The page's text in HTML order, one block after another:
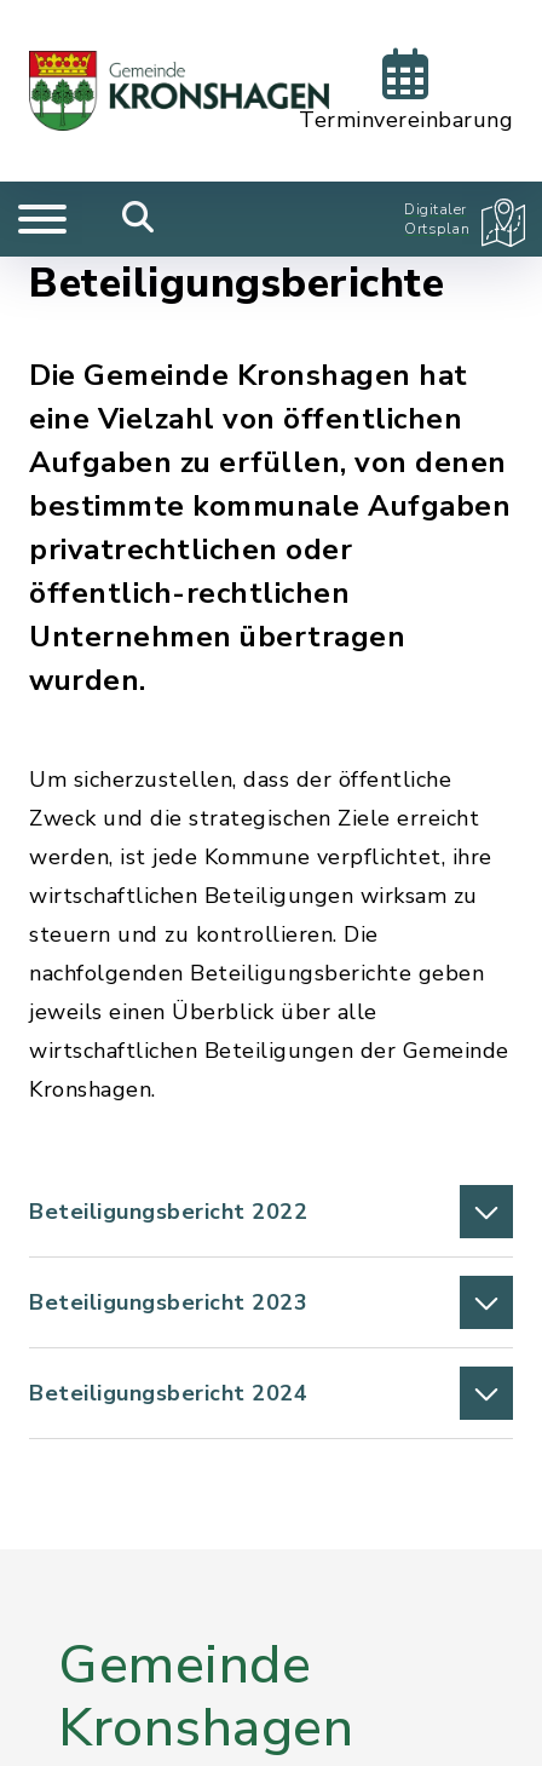
Terminvereinbarung
Digitaler
Ortsplan
Beteiligungsberichte
Die Gemeinde Kronshagen hat
eine Vielzahl von öffentlichen
Aufgaben zu erfüllen, von denen
bestimmte kommunale Aufgaben
privatrechtlichen oder
öffentlich-rechtlichen
Unternehmen übertragen
wurden.
Um sicherzustellen, dass der öffentliche
Zweck und die strategischen Ziele erreicht
werden, ist jede Kommune verpflichtet, ihre
wirtschaftlichen Beteiligungen wirksam zu
steuern und zu kontrollieren. Die
nachfolgenden Beteiligungsberichte geben
jeweils einen Überblick über alle
wirtschaftlichen Beteiligungen der Gemeinde
Kronshagen.
Beteiligungsbericht 2022
Beteiligungsbericht 2023
Beteiligungsbericht 2024
Gemeinde
Kronshagen